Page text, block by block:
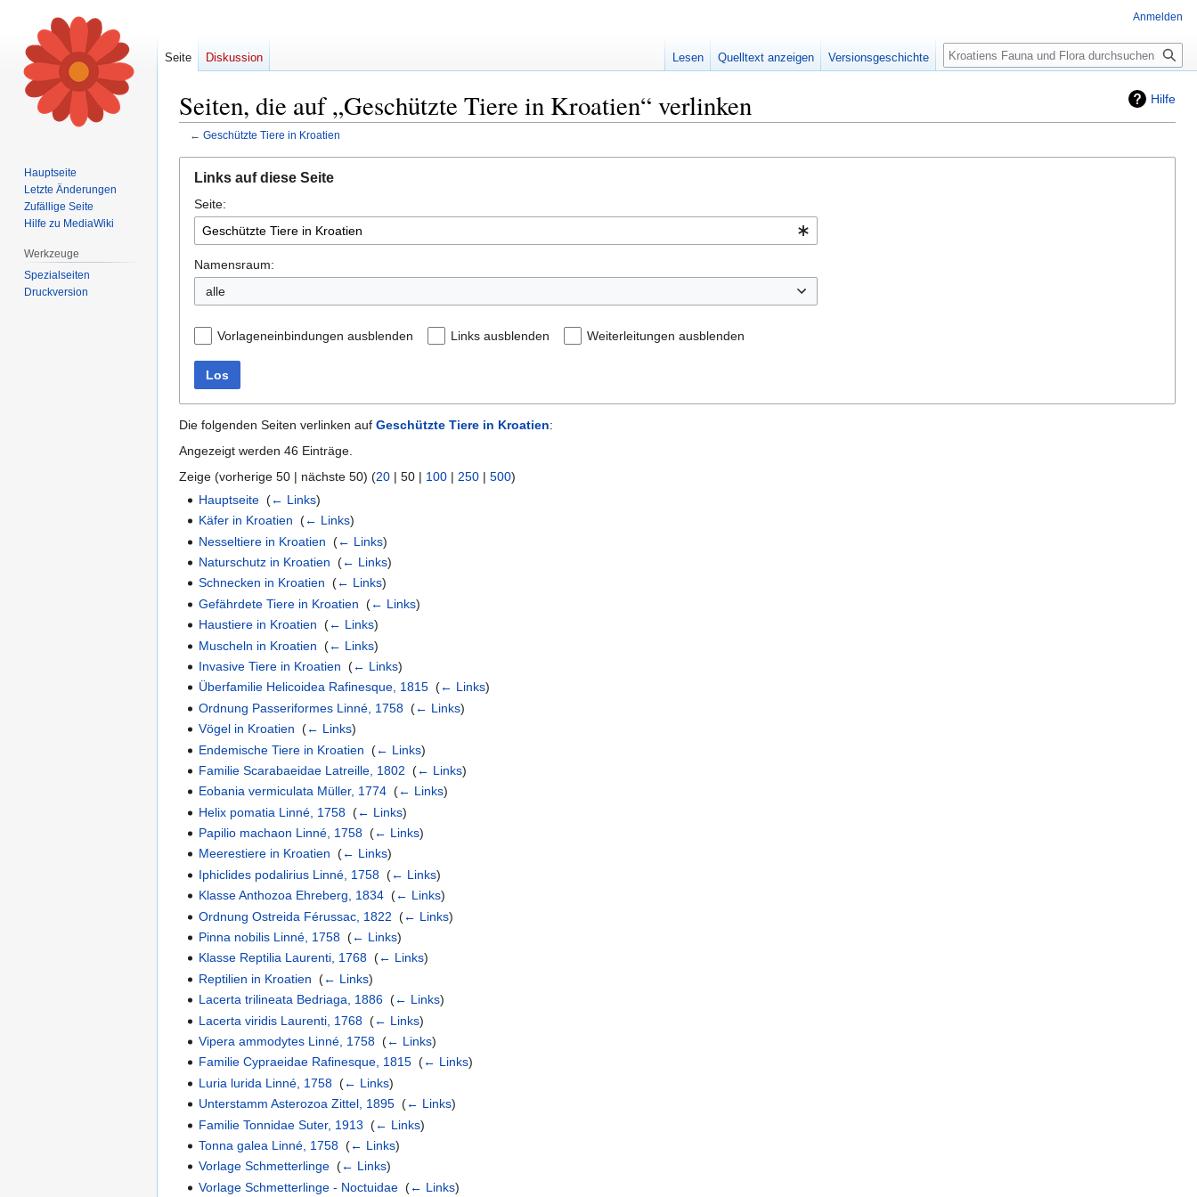
Hilfe
Seiten, die auf „Geschützte Tiere in Kroatien“ verlinken
← Geschützte Tiere in Kroatien
Navigation
springen
Suche
springen
Links auf diese Seite
Seite:
Namensraum:
alle
Vorlageneinbindungen ausblenden Links ausblenden Weiterleitungen ausblenden
Los
Die folgenden Seiten verlinken auf Geschützte Tiere in Kroatien:
Angezeigt werden 46 Einträge.
Zeige (vorherige 50 | nächste 50) (20 | 50 | 100 | 250 | 500)
Hauptseite ‎(← Links)
Käfer in Kroatien ‎(← Links)
Nesseltiere in Kroatien ‎(← Links)
Naturschutz in Kroatien ‎(← Links)
Schnecken in Kroatien ‎(← Links)
Gefährdete Tiere in Kroatien ‎(← Links)
Haustiere in Kroatien ‎(← Links)
Muscheln in Kroatien ‎(← Links)
Invasive Tiere in Kroatien ‎(← Links)
Überfamilie Helicoidea Rafinesque, 1815 ‎(← Links)
Ordnung Passeriformes Linné, 1758 ‎(← Links)
Vögel in Kroatien ‎(← Links)
Endemische Tiere in Kroatien ‎(← Links)
Familie Scarabaeidae Latreille, 1802 ‎(← Links)
Eobania vermiculata Müller, 1774 ‎(← Links)
Helix pomatia Linné, 1758 ‎(← Links)
Papilio machaon Linné, 1758 ‎(← Links)
Meerestiere in Kroatien ‎(← Links)
Iphiclides podalirius Linné, 1758 ‎(← Links)
Klasse Anthozoa Ehreberg, 1834 ‎(← Links)
Ordnung Ostreida Férussac, 1822 ‎(← Links)
Pinna nobilis Linné, 1758 ‎(← Links)
Klasse Reptilia Laurenti, 1768 ‎(← Links)
Reptilien in Kroatien ‎(← Links)
Lacerta trilineata Bedriaga, 1886 ‎(← Links)
Lacerta viridis Laurenti, 1768 ‎(← Links)
Vipera ammodytes Linné, 1758 ‎(← Links)
Familie Cypraeidae Rafinesque, 1815 ‎(← Links)
Luria lurida Linné, 1758 ‎(← Links)
Unterstamm Asterozoa Zittel, 1895 ‎(← Links)
Familie Tonnidae Suter, 1913 ‎(← Links)
Tonna galea Linné, 1758 ‎(← Links)
Vorlage Schmetterlinge ‎(← Links)
Vorlage Schmetterlinge - Noctuidae ‎(← Links)
Anmelden
Seite Diskussion Lesen Quelltext anzeigen Versionsgeschichte Suche
Hauptseite
Letzte Änderungen
Zufällige Seite
Hilfe zu MediaWiki
Werkzeuge
Spezialseiten
Druckversion